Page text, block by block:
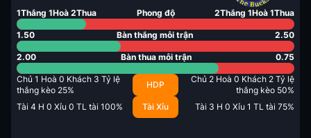
1Thắng 1Hoà 2Thua Phong độ 2Thắng 1Hoà 1Thua
1.50 Bàn thắng mỗi trận 2.50
2.00 Bàn thua mỗi trận 0.75
Chủ 1 Hoà 0 Khách 3 Tỷ lệ
thắng kèo 25%
HDP
Chủ 2 Hoà 0 Khách 2 Tỷ lệ
thắng kèo 50%
Tài 4 H 0 Xỉu 0 TL tài 100% Tài Xỉu Tài 3 H 0 Xỉu 1 TL tài 75%